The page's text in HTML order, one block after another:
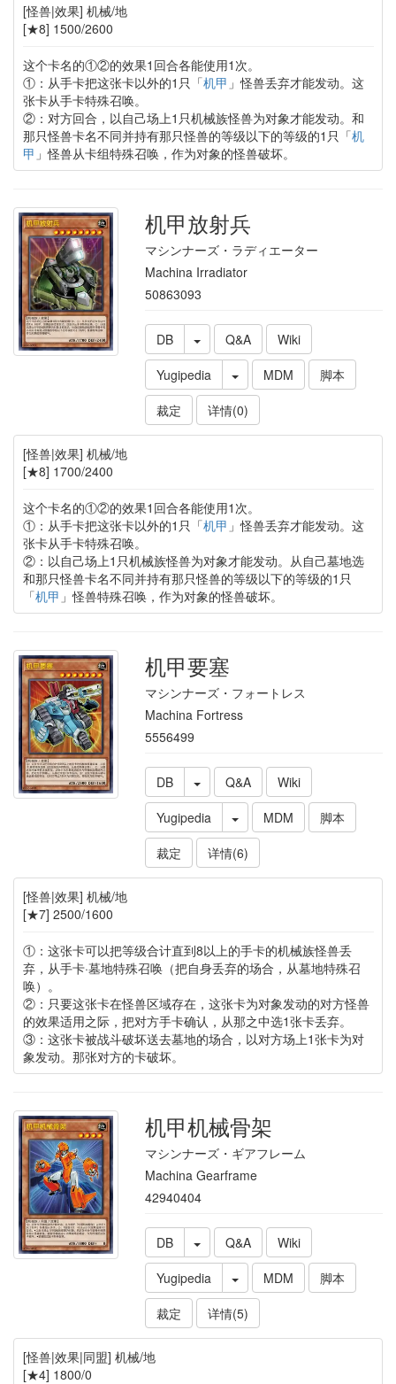
[怪兽|效果] 机械/地
[★8] 1500/2600
这个卡名的①②的效果1回合各能使用1次。
①：从手卡把这张卡以外的1只「机甲 」怪兽丢弃才能发动。这
张卡从手卡特殊召唤。
②：对方回合，以自己场上1只机械族怪兽为对象才能发动。和
那只怪兽卡名不同并持有那只怪兽的等级以下的等级的1只「机
甲 」怪兽从卡组特殊召唤，作为对象的怪兽破坏。
机甲放射兵
マシンナーズ・ラディエーター
Machina Irradiator
50863093
DB Q&A
Wiki
Yugipedia
MDM
脚本
裁定
详情(0)
[怪兽|效果] 机械/地
[★8] 1700/2400
这个卡名的①②的效果1回合各能使用1次。
①：从手卡把这张卡以外的1只「机甲 」怪兽丢弃才能发动。这
张卡从手卡特殊召唤。
②：以自己场上1只机械族怪兽为对象才能发动。从自己墓地选
和那只怪兽卡名不同并持有那只怪兽的等级以下的等级的1只
「机甲 」怪兽特殊召唤，作为对象的怪兽破坏。
机甲要塞
マシンナーズ・フォートレス
Machina Fortress
5556499
DB Q&A
Wiki
Yugipedia
MDM
脚本
裁定
详情(6)
[怪兽|效果] 机械/地
[★7] 2500/1600
①：这张卡可以把等级合计直到8以上的手卡的机械族怪兽丢
弃，从手卡·墓地特殊召唤（把自身丢弃的场合，从墓地特殊召
唤）。
②：只要这张卡在怪兽区域存在，这张卡为对象发动的对方怪兽
的效果适用之际，把对方手卡确认，从那之中选1张卡丢弃。
③：这张卡被战斗破坏送去墓地的场合，以对方场上1张卡为对
象发动。那张对方的卡破坏。
机甲机械骨架
マシンナーズ・ギアフレーム
Machina Gearframe
42940404
DB Q&A
Wiki
Yugipedia
MDM
脚本
裁定
详情(5)
[怪兽|效果|同盟] 机械/地
[★4] 1800/0